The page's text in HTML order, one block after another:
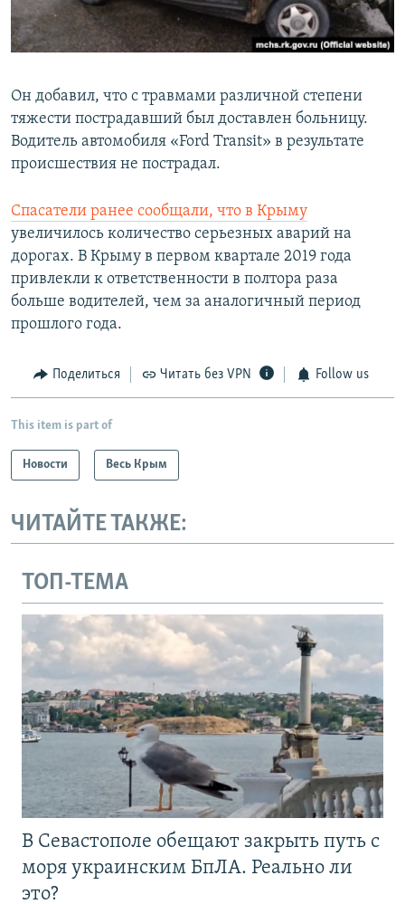
Он добавил, что с травмами различной степени
тяжести пострадавший был доставлен больницу.
Водитель автомобиля «Ford Transit» в результате
происшествия не пострадал.
Спасатели ранее сообщали, что в Крыму
увеличилось количество серьезных аварий на
дорогах. В Крыму в первом квартале 2019 года
привлекли к ответственности в полтора раза
больше водителей, чем за аналогичный период
прошлого года.​
Поделиться Читать без VPN Follow us
This item is part of
Новости Весь Крым
ЧИТАЙТЕ ТАКЖЕ:
ТОП-ТЕМА
В Севастополе обещают закрыть путь с
моря украинским БпЛА. Реально ли
это?